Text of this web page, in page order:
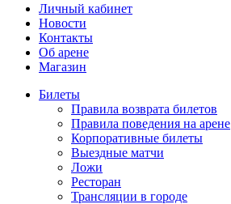
Личный кабинет
Новости
Контакты
Об арене
Магазин
Билеты
Правила возврата билетов
Правила поведения на арене
Корпоративные билеты
Выездные матчи
Ложи
Ресторан
Трансляции в городе